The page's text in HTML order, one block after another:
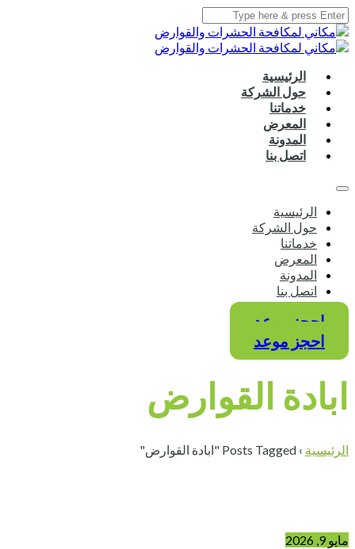
الرئيسية
حول الشركة
خدماتنا
المعرض
المدونة
اتصل بنا
الرئيسية
حول الشركة
خدماتنا
المعرض
المدونة
اتصل بنا
احجز موعد
احجز موعد
ابادة القوارض
الرئيسية › Posts Tagged "ابادة القوارض"
مايو 9, 2026